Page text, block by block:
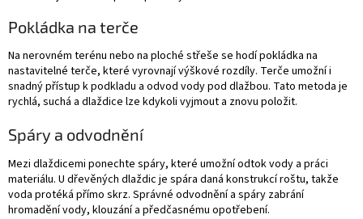
Pokládka na terče
Na nerovném terénu nebo na ploché střeše se hodí pokládka na
nastavitelné terče, které vyrovnají výškové rozdíly. Terče umožní i
snadný přístup k podkladu a odvod vody pod dlažbou. Tato metoda je
rychlá, suchá a dlaždice lze kdykoli vyjmout a znovu položit.
Spáry a odvodnění
Mezi dlaždicemi ponechte spáry, které umožní odtok vody a práci
materiálu. U dřevěných dlaždic je spára daná konstrukcí roštu, takže
voda protéká přímo skrz. Správné odvodnění a spáry zabrání
hromadění vody, klouzání a předčasnému opotřebení.